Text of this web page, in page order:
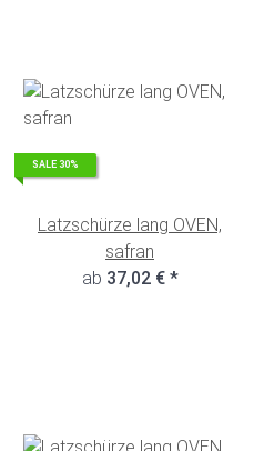
SALE 30%
Latzschürze lang OVEN,
safran
ab 37,02 € *